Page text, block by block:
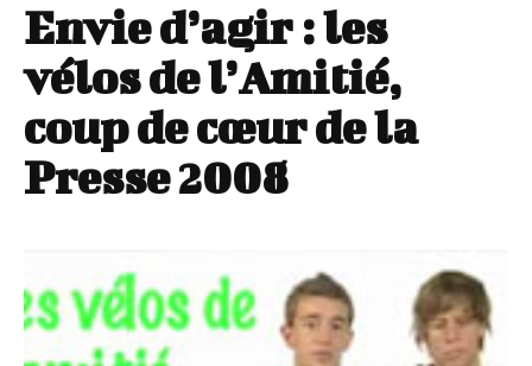
Envie d’agir : les
vélos de l’Amitié,
coup de cœur de la
Presse 2008